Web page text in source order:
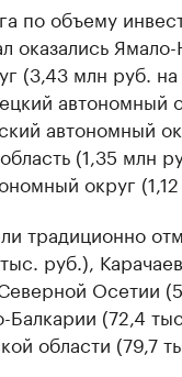
по объему
оказались
(3,43 млн руб.
автономный
автономный
(1,35 млн
округ
традиционно
руб.),
Осетии
Балкарии (72,4
области (79,7